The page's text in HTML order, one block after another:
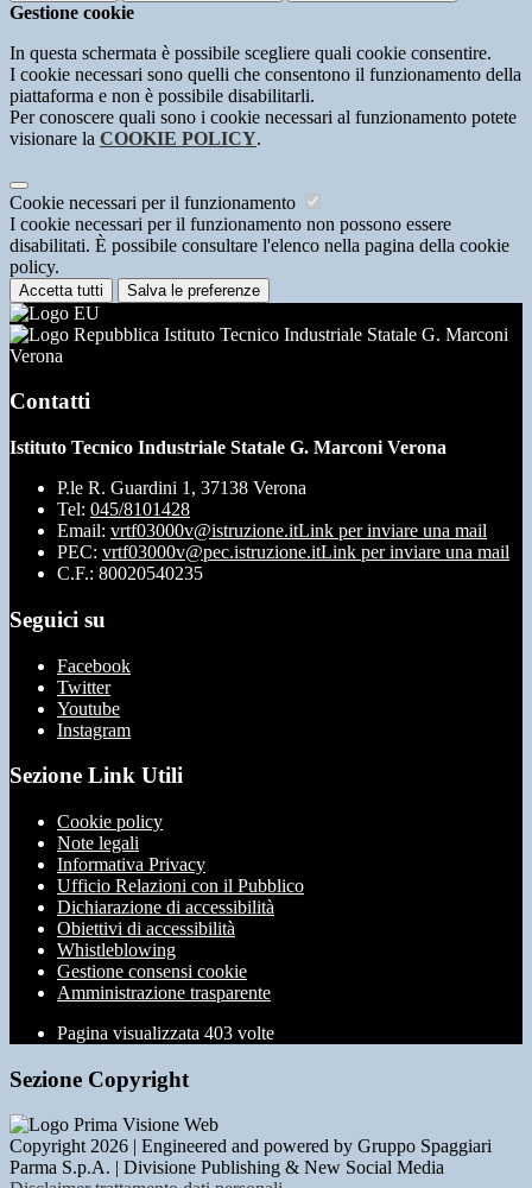
Gestione cookie
In questa schermata è possibile scegliere quali cookie consentire.
I cookie necessari sono quelli che consentono il funzionamento della
piattaforma e non è possibile disabilitarli.
Per conoscere quali sono i cookie necessari al funzionamento potete
visionare la COOKIE POLICY.
Cookie necessari per il funzionamento
I cookie necessari per il funzionamento non possono essere
disabilitati. È possibile consultare l'elenco nella pagina della cookie
policy.
Accetta tutti Salva le preferenze
Istituto Tecnico Industriale Statale G. Marconi
Verona
Contatti
Istituto Tecnico Industriale Statale G. Marconi Verona
P.le R. Guardini 1, 37138 Verona
Tel: 045/8101428
Email: vrtf03000v@istruzione.itLink per inviare una mail
PEC: vrtf03000v@pec.istruzione.itLink per inviare una mail
C.F.: 80020540235
Seguici su
Facebook
Twitter
Youtube
Instagram
Sezione Link Utili
Cookie policy
Note legali
Informativa Privacy
Ufficio Relazioni con il Pubblico
Dichiarazione di accessibilità
Obiettivi di accessibilità
Whistleblowing
Gestione consensi cookie
Amministrazione trasparente
Pagina visualizzata 403 volte
Sezione Copyright
Copyright 2026 | Engineered and powered by Gruppo Spaggiari
Parma S.p.A. | Divisione Publishing & New Social Media